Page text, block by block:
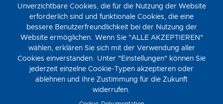
Unverzichtbare Cookies, die für die Nutzung der Website
erforderlich sind und funktionale Cookies, die eine
bessere Benutzerfreundlichkeit bei der Nutzung der
Website ermöglichen. Wenn Sie "ALLE AKZEPTIEREN"
wählen, erklären Sie sich mit der Verwendung aller
Cookies einverstanden. Unter "Einstellungen" können Sie
jederzeit einzelne Cookie-Typen akzeptieren oder
ablehnen und Ihre Zustimmung für die Zukunft
widerrufen.